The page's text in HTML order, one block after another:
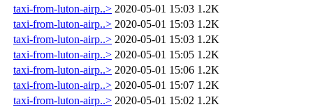
taxi-from-luton-airp..> 2020-05-01 15:03 1.2K
taxi-from-luton-airp..> 2020-05-01 15:03 1.2K
taxi-from-luton-airp..> 2020-05-01 15:03 1.2K
taxi-from-luton-airp..> 2020-05-01 15:05 1.2K
taxi-from-luton-airp..> 2020-05-01 15:06 1.2K
taxi-from-luton-airp..> 2020-05-01 15:07 1.2K
taxi-from-luton-airp..> 2020-05-01 15:02 1.2K